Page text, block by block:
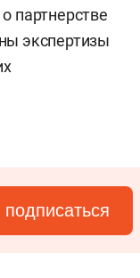
партнерстве
экспертизы
подписаться